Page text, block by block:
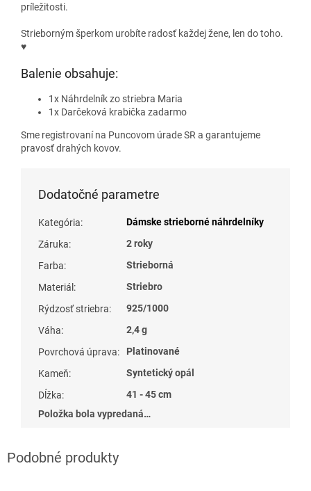
príležitosti.
Strieborným šperkom urobíte radosť každej žene, len do toho.
♥
Balenie obsahuje:
1x Náhrdelník zo striebra Maria
1x Darčeková krabička zadarmo
Sme registrovaní na Puncovom úrade SR a garantujeme
pravosť drahých kovov.
Dodatočné parametre
Kategória:
Dámske strieborné náhrdelníky
Záruka:
2 roky
Farba:
Strieborná
Materiál :
Striebro
Rýdzosť striebra:
925/1000
Váha:
2,4 g
Povrchová úprava:
Platinované
Kameň:
Syntetický opál
Dĺžka:
41 - 45 cm
Položka bola vypredaná…